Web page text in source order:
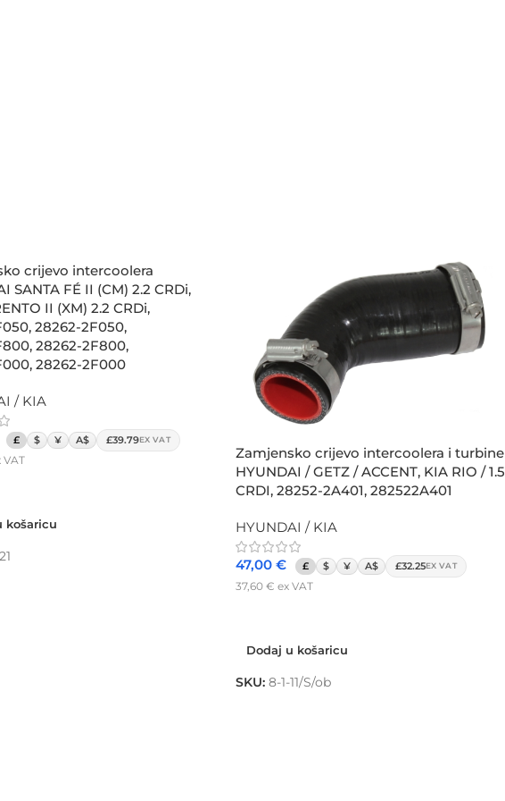
crijevo intercoolera
SANTA FÉ II (CM) 2.2 CRDi,
II (XM) 2.2 CRDi,
28262-2F050,
28262-2F800,
28262-2F000
/ KIA
£ $ ¥ A$ £39.79EX VAT
VAT
košaricu
Zamjensko crijevo intercoolera i turbine
HYUNDAI / GETZ / ACCENT, KIA RIO / 1.5
CRDI, 28252-2A401, 282522A401
HYUNDAI / KIA
47,00 € £ $ ¥ A$ £32.25EX VAT
37,60 € ex VAT
Dodaj u košaricu
SKU: 8-1-11/S/ob